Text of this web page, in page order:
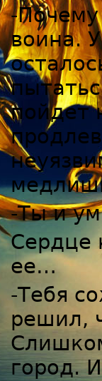
-
воина.
пойдет
-Ты и
Сердце
ее…
-Тебя
решил,
город.